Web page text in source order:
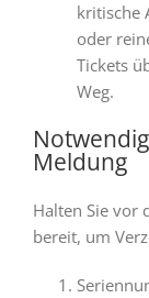
kritische
oder
Tickets
Weg.
Meldung
Halten Sie vor
bereit, um